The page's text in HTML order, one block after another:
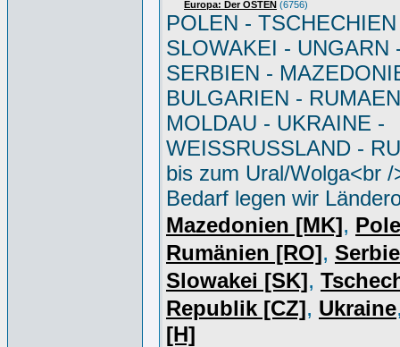
Europa: Der OSTEN (6756)
POLEN -
SLOWAKEI - UNGARN
SERBIEN -
BULGARIEN -
MOLDAU - UKRAINE -
WEISSRUSSLAND -
bis zum Ural/Wolga<br /
Bedarf legen wir
Mazedonien [MK],
Rumänien [RO],
Slowakei [SK],
Republik [CZ], Ukraine
[H]